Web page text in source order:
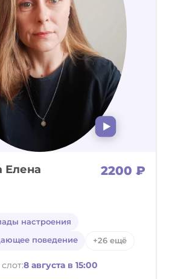
Елена 2200 ₽
настроения
поведение
+26 ещё
8 августа в 15:00